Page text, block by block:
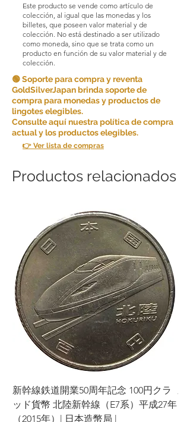
Este producto se vende como artículo de
colección, al igual que las monedas y los
billetes, que poseen valor material y de
colección. No está destinado a ser utilizado
como moneda, sino que se trata como un
producto en función de su valor material y de
colección.
🟢 Soporte para compra y reventa
GoldSilverJapan brinda soporte de
compra para monedas y productos de
lingotes elegibles.
Consulte aquí nuestra política de compra
actual y los productos elegibles.
👉 Ver lista de compras
Productos relacionados
新幹線鉄道開業50周年記念 100円クラ
ッド貨幣 北陸新幹線（E7系）平成27年
（2015年）| 日本造幣局 |